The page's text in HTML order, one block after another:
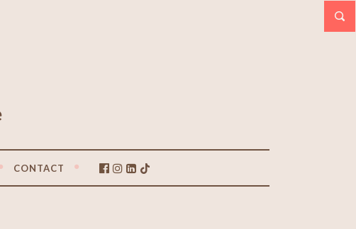
CONTACT